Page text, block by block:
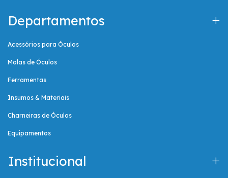
Departamentos
Acessórios para Óculos
Molas de Óculos
Ferramentas
Insumos & Materiais
Charneiras de Óculos
Equipamentos
Institucional